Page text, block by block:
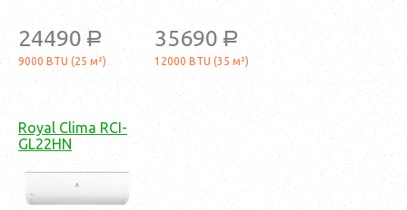
24490 a
9000 BTU (25 м²)
35690 a
12000 BTU (35 м²)
Royal Clima RCI-
GL22HN